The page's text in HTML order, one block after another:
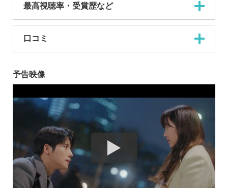
最高視聴率・受賞歴など
口コミ
予告映像